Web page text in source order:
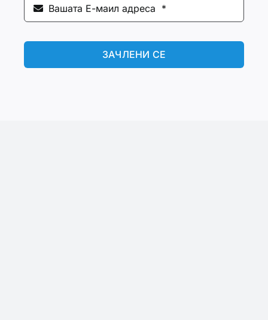
ЗАЧЛЕНИ СЕ